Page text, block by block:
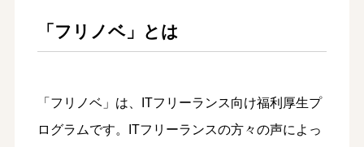
「フリノベ」とは
「フリノベ」は、ITフリーランス向け福利厚生プ
ログラムです。ITフリーランスの方々の声によっ